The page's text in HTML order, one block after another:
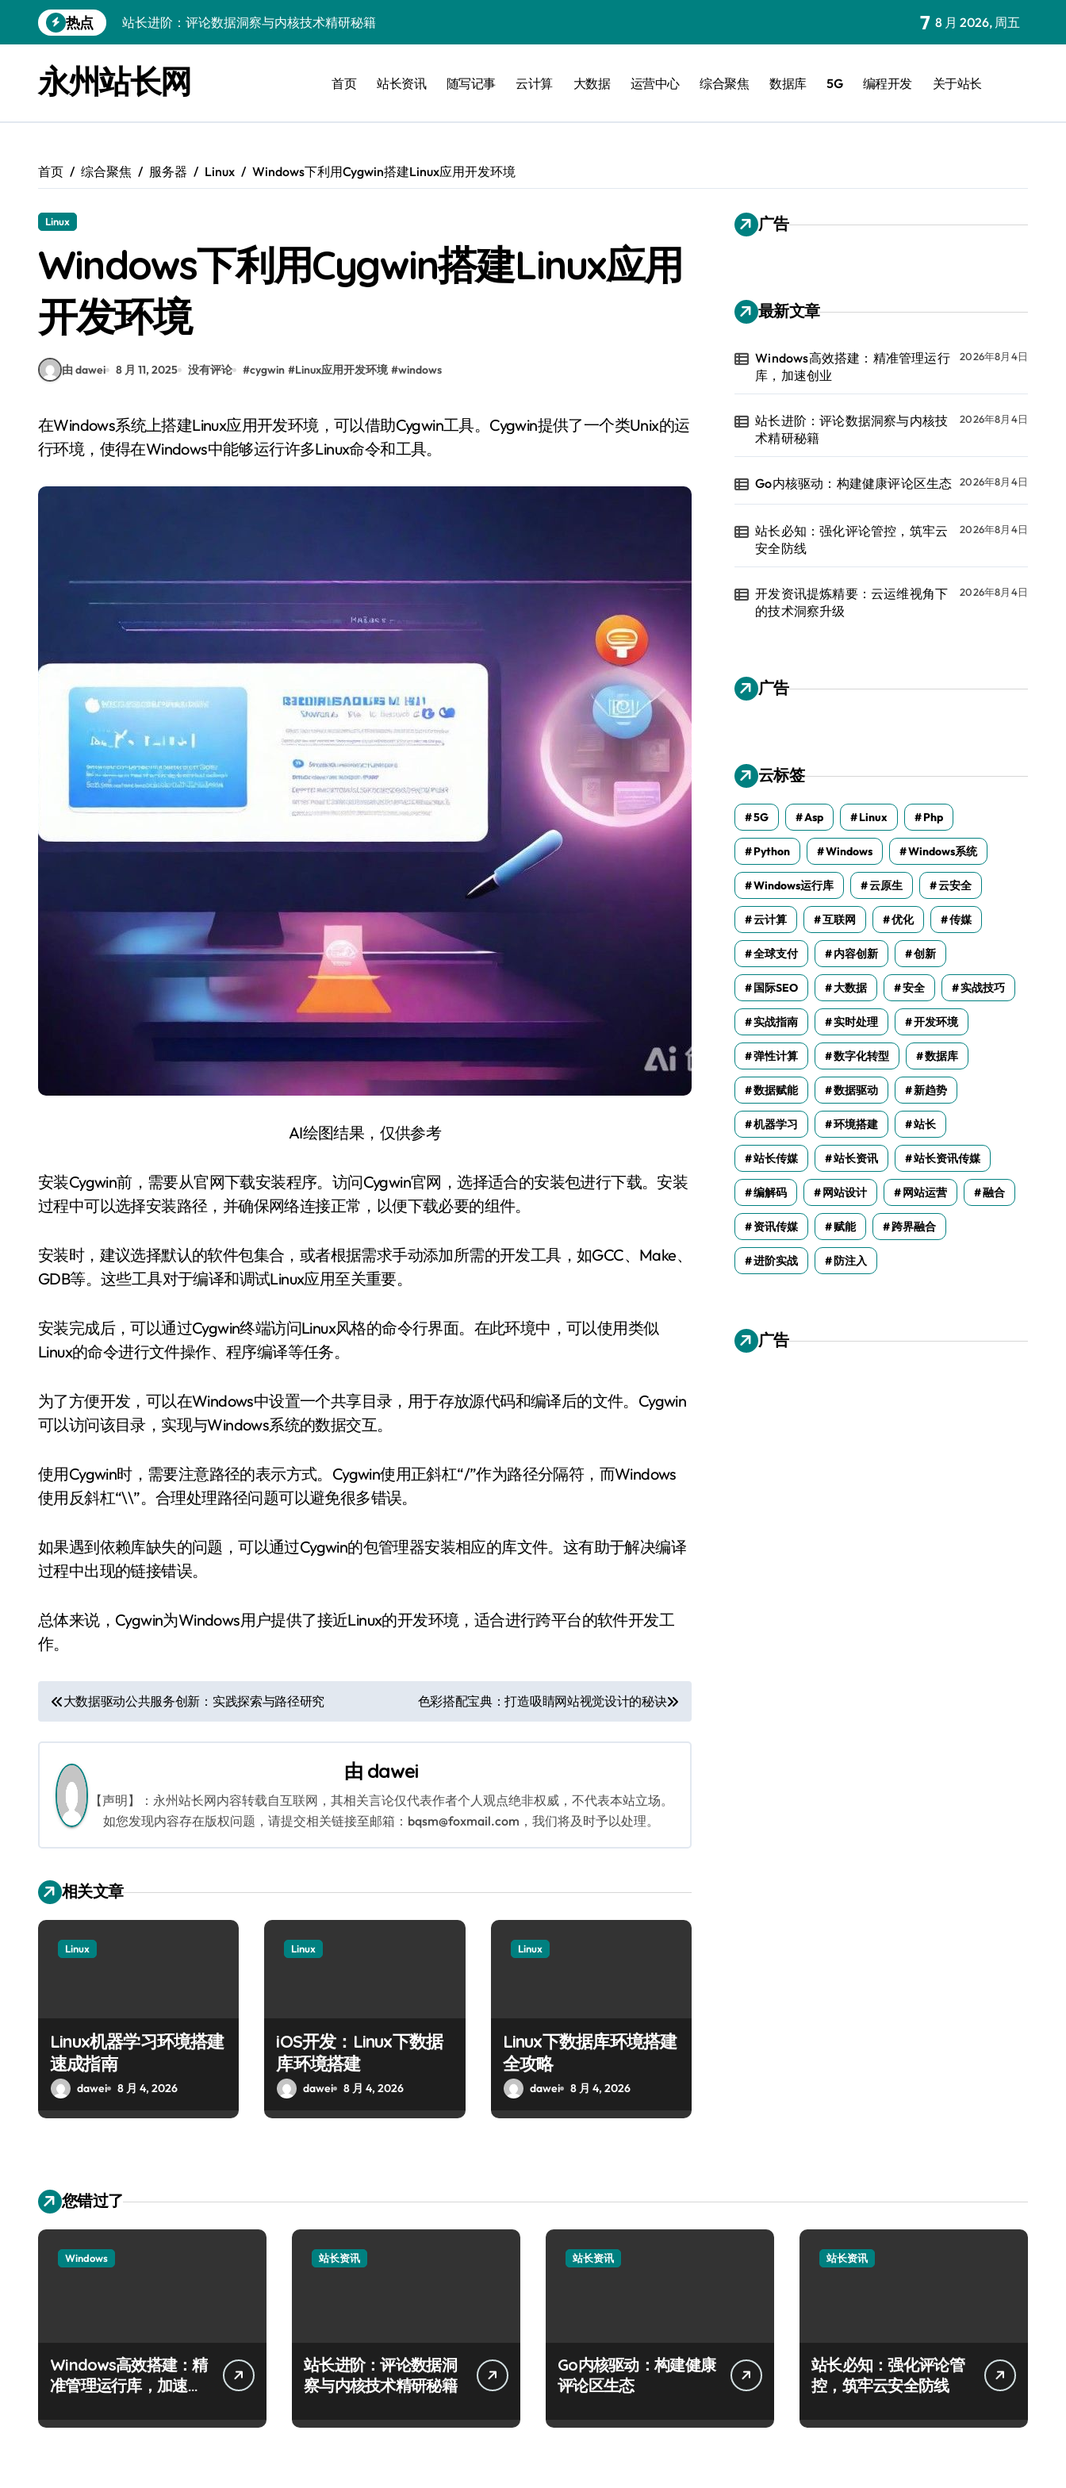
到
热点
站长进阶：评论数据洞察与内核技术精研秘籍
站长必知：强化评论管控，筑牢云安全防线
开发资讯提炼精要：云运维视角下的技术洞察升级
数据驱动交互优化，赋能站长高效运营
Linux机器学习环境搭建速成指南
弹性计算赋能Android云架构性能跃迁
Windows高效搭建：精准管理运行库，加速创业
7 8 月 2026, 周五
永州站长网 首页 站长资讯 随写记事 云计算 大数据 运营中心 综合聚焦 数据库 5G 编程开发 关于站长
首页 综合聚焦 服务器 Linux Windows下利用Cygwin搭建Linux应用开发环境
Linux
Windows下利用Cygwin搭建Linux应用
开发环境
由 dawei 8 月 11, 2025 没有评论 #cygwin #Linux应用开发环境 #windows
在Windows系统上搭建Linux应用开发环境，可以借助Cygwin工具。Cygwin提供了一个类Unix的运
行环境，使得在Windows中能够运行许多Linux命令和工具。
AI绘图结果，仅供参考
安装Cygwin前，需要从官网下载安装程序。访问Cygwin官网，选择适合的安装包进行下载。安装
过程中可以选择安装路径，并确保网络连接正常，以便下载必要的组件。
安装时，建议选择默认的软件包集合，或者根据需求手动添加所需的开发工具，如GCC、Make、
GDB等。这些工具对于编译和调试Linux应用至关重要。
安装完成后，可以通过Cygwin终端访问Linux风格的命令行界面。在此环境中，可以使用类似
Linux的命令进行文件操作、程序编译等任务。
为了方便开发，可以在Windows中设置一个共享目录，用于存放源代码和编译后的文件。Cygwin
可以访问该目录，实现与Windows系统的数据交互。
使用Cygwin时，需要注意路径的表示方式。Cygwin使用正斜杠“/”作为路径分隔符，而Windows
使用反斜杠“\\”。合理处理路径问题可以避免很多错误。
如果遇到依赖库缺失的问题，可以通过Cygwin的包管理器安装相应的库文件。这有助于解决编译
过程中出现的链接错误。
总体来说，Cygwin为Windows用户提供了接近Linux的开发环境，适合进行跨平台的软件开发工
作。
文
章
导
航
大数据驱动公共服务创新：实践探索与路径研究 色彩搭配宝典：打造吸睛网站视觉设计的秘诀
由 dawei
【声明】：永州站长网内容转载自互联网，其相关言论仅代表作者个人观点绝非权威，不代表本站立场。
如您发现内容存在版权问题，请提交相关链接至邮箱：bqsm@foxmail.com，我们将及时予以处理。
相关文章
Linux
Linux机器学习环境搭建
速成指南
dawei 8 月 4, 2026
Linux
iOS开发：Linux下数据
库环境搭建
dawei 8 月 4, 2026
Linux
Linux下数据库环境搭建
全攻略
dawei 8 月 4, 2026
广告
最新文章
Windows高效搭建：精准管理运行
库，加速创业
2026年8月4日
站长进阶：评论数据洞察与内核技
术精研秘籍
2026年8月4日
Go内核驱动：构建健康评论区生态 2026年8月4日
站长必知：强化评论管控，筑牢云
安全防线
2026年8月4日
开发资讯提炼精要：云运维视角下
的技术洞察升级
2026年8月4日
广告
云标签
5G Asp Linux Php
Python Windows Windows系统
Windows运行库 云原生 云安全
云计算 互联网 优化 传媒
全球支付 内容创新 创新
国际SEO 大数据 安全 实战技巧
实战指南 实时处理 开发环境
弹性计算 数字化转型 数据库
数据赋能 数据驱动 新趋势
机器学习 环境搭建 站长
站长传媒 站长资讯 站长资讯传媒
编解码 网站设计 网站运营 融合
资讯传媒 赋能 跨界融合
进阶实战 防注入
广告
您错过了
Windows
Windows高效搭建：精
准管理运行库，加速创
站长资讯
站长进阶：评论数据洞
察与内核技术精研秘籍
站长资讯
Go内核驱动：构建健康
评论区生态
站长资讯
站长必知：强化评论管
控，筑牢云安全防线